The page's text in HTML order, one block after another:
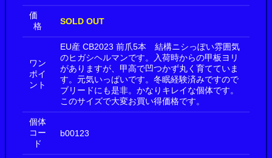
価
格
SOLD OUT
ワン
ポイ
ント
EU産 CB2023 前爪5本 結構ニシっぽい雰囲気
のヒガシヘルマンです。入荷時からの甲板ヨリ
がありますが、甲高で凹つかず丸く育てていま
す。元気いっぱいです。冬眠経験済みですので
ブリードにも是非。かなりキレイな個体です。
このサイズで大変お買い得価格です。
個体
コー
ド
b00123